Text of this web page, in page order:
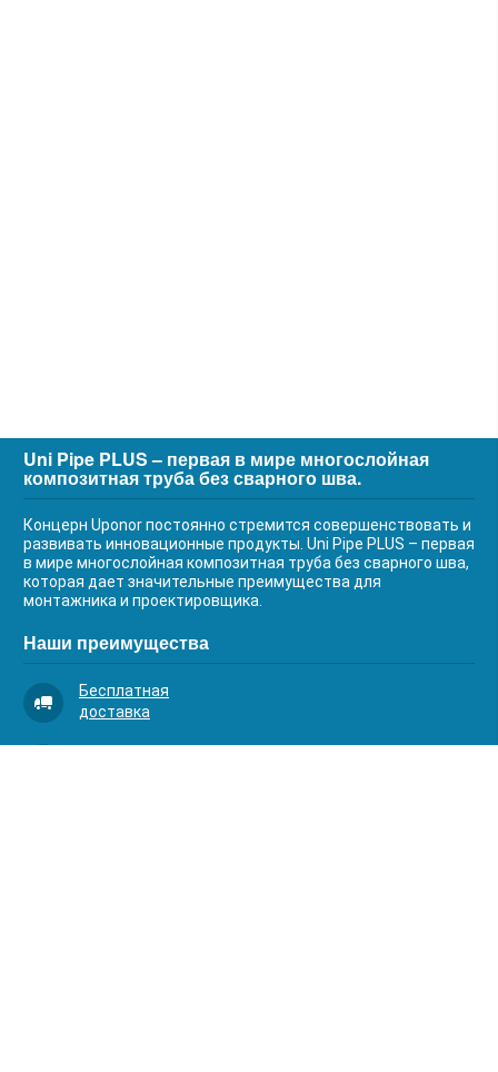
Uni Pipe PLUS – первая в мире многослойная
композитная труба без сварного шва.
Концерн Uponor постоянно стремится совершенствовать и
развивать инновационные продукты. Uni Pipe PLUS – первая
в мире многослойная композитная труба без сварного шва,
которая дает значительные преимущества для
монтажника и проектировщика.
Наши преимущества
Бесплатная
доставка